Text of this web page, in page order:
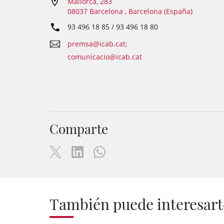
08037 Barcelona , Barcelona (España)
93 496 18 85 / 93 496 18 80
premsa@icab.cat;
comunicacio@icab.cat
Comparte
También puede